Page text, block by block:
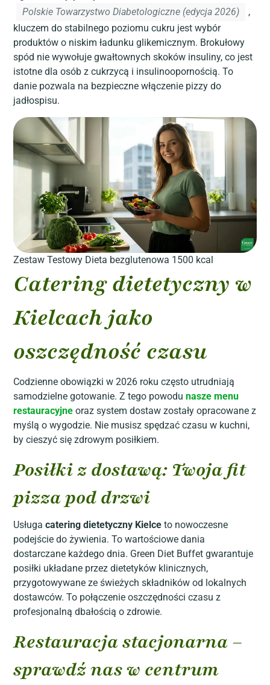
Polskie Towarzystwo Diabetologiczne (edycja 2026)
,
kluczem do stabilnego poziomu cukru jest wybór
produktów o niskim ładunku glikemicznym. Brokułowy
spód nie wywołuje gwałtownych skoków insuliny, co jest
istotne dla osób z cukrzycą i insulinoopornością. To
danie pozwala na bezpieczne włączenie pizzy do
jadłospisu.
Zestaw Testowy Dieta bezglutenowa 1500 kcal
Catering dietetyczny w
Kielcach jako
oszczędność czasu
Codzienne obowiązki w 2026 roku często utrudniają
samodzielne gotowanie. Z tego powodunasze menu
restauracyjne oraz system dostaw zostały opracowane z
myślą o wygodzie. Nie musisz spędzać czasu w kuchni,
by cieszyć się zdrowym posiłkiem.
Posiłki z dostawą: Twoja fit
pizza pod drzwi
Usługacatering dietetyczny Kielce to nowoczesne
podejście do żywienia. To wartościowe dania
dostarczane każdego dnia. Green Diet Buffet gwarantuje
posiłki układane przez dietetyków klinicznych,
przygotowywane ze świeżych składników od lokalnych
dostawców. To połączenie oszczędności czasu z
profesjonalną dbałością o zdrowie.
Restauracja stacjonarna –
sprawdź nas w centrum